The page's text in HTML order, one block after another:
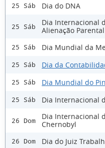
25 Sáb Dia do DNA
25 Sáb
Dia Internacional
Alienação Parental
25 Sáb Dia Mundial da
25 Sáb Dia da
25 Sáb Dia Mundial do
25 Sáb Dia Internacional
26 Dom
Dia Internacional
Chernobyl
26 Dom Dia do Juiz